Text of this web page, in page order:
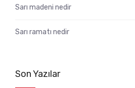
Sarı madeni nedir
Sarı ramatı nedir
Son Yazılar